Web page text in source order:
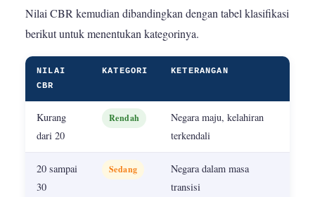
Nilai CBR kemudian dibandingkan dengan tabel klasifikasi
berikut untuk menentukan kategorinya.
NILAI
CBR
KATEGORI KETERANGAN
Kurang
dari 20
Rendah
Negara maju, kelahiran
terkendali
20 sampai
30
Sedang
Negara dalam masa
transisi